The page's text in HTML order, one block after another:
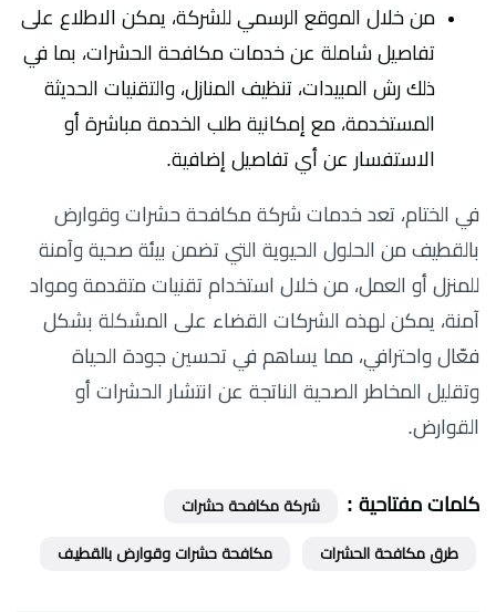
من خلال الموقع الرسمي للشركة، يمكن الاطلاع على
تفاصيل شاملة عن خدمات مكافحة الحشرات، بما في
ذلك رش المبيدات، تنظيف المنازل، والتقنيات الحديثة
المستخدمة، مع إمكانية طلب الخدمة مباشرة أو
الاستفسار عن أي تفاصيل إضافية.
في الختام، تعد خدمات شركة مكافحة حشرات وقوارض
بالقطيف من الحلول الحيوية التي تضمن بيئة صحية وآمنة
للمنزل أو العمل، من خلال استخدام تقنيات متقدمة ومواد
آمنة، يمكن لهذه الشركات القضاء على المشكلة بشكل
فعّال واحترافي، مما يساهم في تحسين جودة الحياة
وتقليل المخاطر الصحية الناتجة عن انتشار الحشرات أو
القوارض.
كلمات مفتاحية : شركة مكافحة حشرات
طرق مكافحة الحشرات مكافحة حشرات وقوارض بالقطيف